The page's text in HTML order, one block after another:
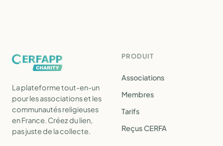
La plateforme tout-en-un
pour les associations et les
communautés religieuses
en France. Créez du lien,
pas juste de la collecte.
PRODUIT
Associations
Membres
Tarifs
Reçus CERFA